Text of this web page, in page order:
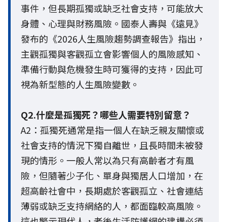
事件，但長期孤獨或缺乏社會支持，可能放大
身體、心理與財務風險。國泰人壽與《遠見》
發布的《2026人生風險趨勢調查報告》指出，
主觀孤獨與客觀孤立會影響個人的風險感知、
準備行動與危機發生時可獲得的支持，因此可
視為新型態的人生風險變數。
Q2.什麼是孤獨死？哪些人需要特別留意？
A2：孤獨死通常是指一個人在缺乏親友關懷或
社會支持的情況下獨自離世，且長時間未被發
現的情形。一般人常以為只有高齡者才有風
險，但隨著少子化、單身與獨居人口增加，在
超高齡社會中，長期處於客觀孤立、社會連結
薄弱或缺乏支持網絡的人，都面臨較高風險。